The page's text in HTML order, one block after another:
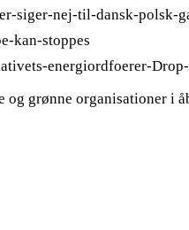
siger-nej-til-dansk-polsk-
kan-stoppes
energiordfoerer-